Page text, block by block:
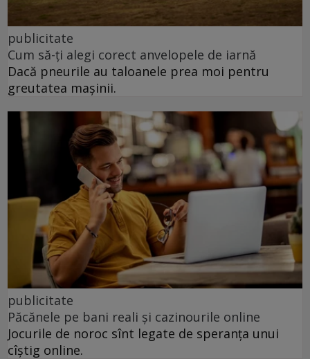
publicitate
Cum să-ți alegi corect anvelopele de iarnă
Dacă pneurile au taloanele prea moi pentru
greutatea mașinii.
publicitate
Păcănele pe bani reali și cazinourile online
Jocurile de noroc sînt legate de speranța unui
cîștig online.